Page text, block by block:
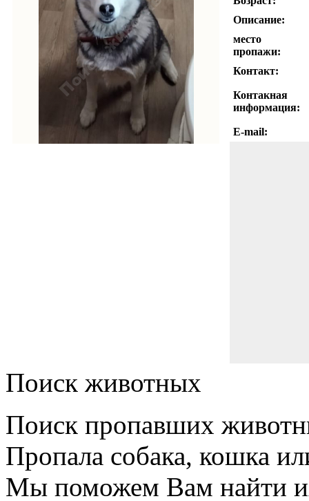
Описание:
место
пропажи:
Контакт:
Контакная
информация:
E-mail:
Поиск животных
Поиск пропавших
Пропала собака, кошка
Мы поможем Вам найти